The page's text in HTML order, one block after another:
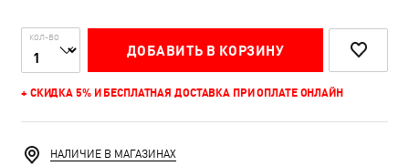
КОЛ-ВО
ДОБАВИТЬ В КОРЗИНУ
+ СКИДКА 5% И БЕСПЛАТНАЯ ДОСТАВКА ПРИ ОПЛАТЕ ОНЛАЙН
НАЛИЧИЕ В МАГАЗИНАХ